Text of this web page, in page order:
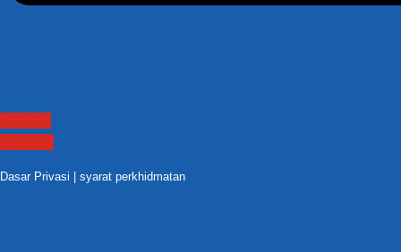
Dasar Privasi syarat perkhidmatan